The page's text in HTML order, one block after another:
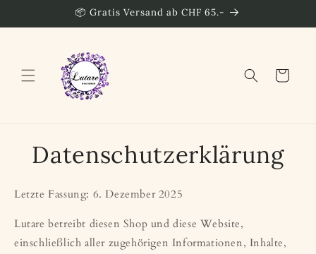
Inhalt
📦 Gratis Versand ab CHF 65.-
Warenkorb
Datenschutzerklärung
Letzte Fassung: 6. Dezember 2025
Lutare betreibt diesen Shop und diese Website,
einschließlich aller zugehörigen Informationen, Inhalte,